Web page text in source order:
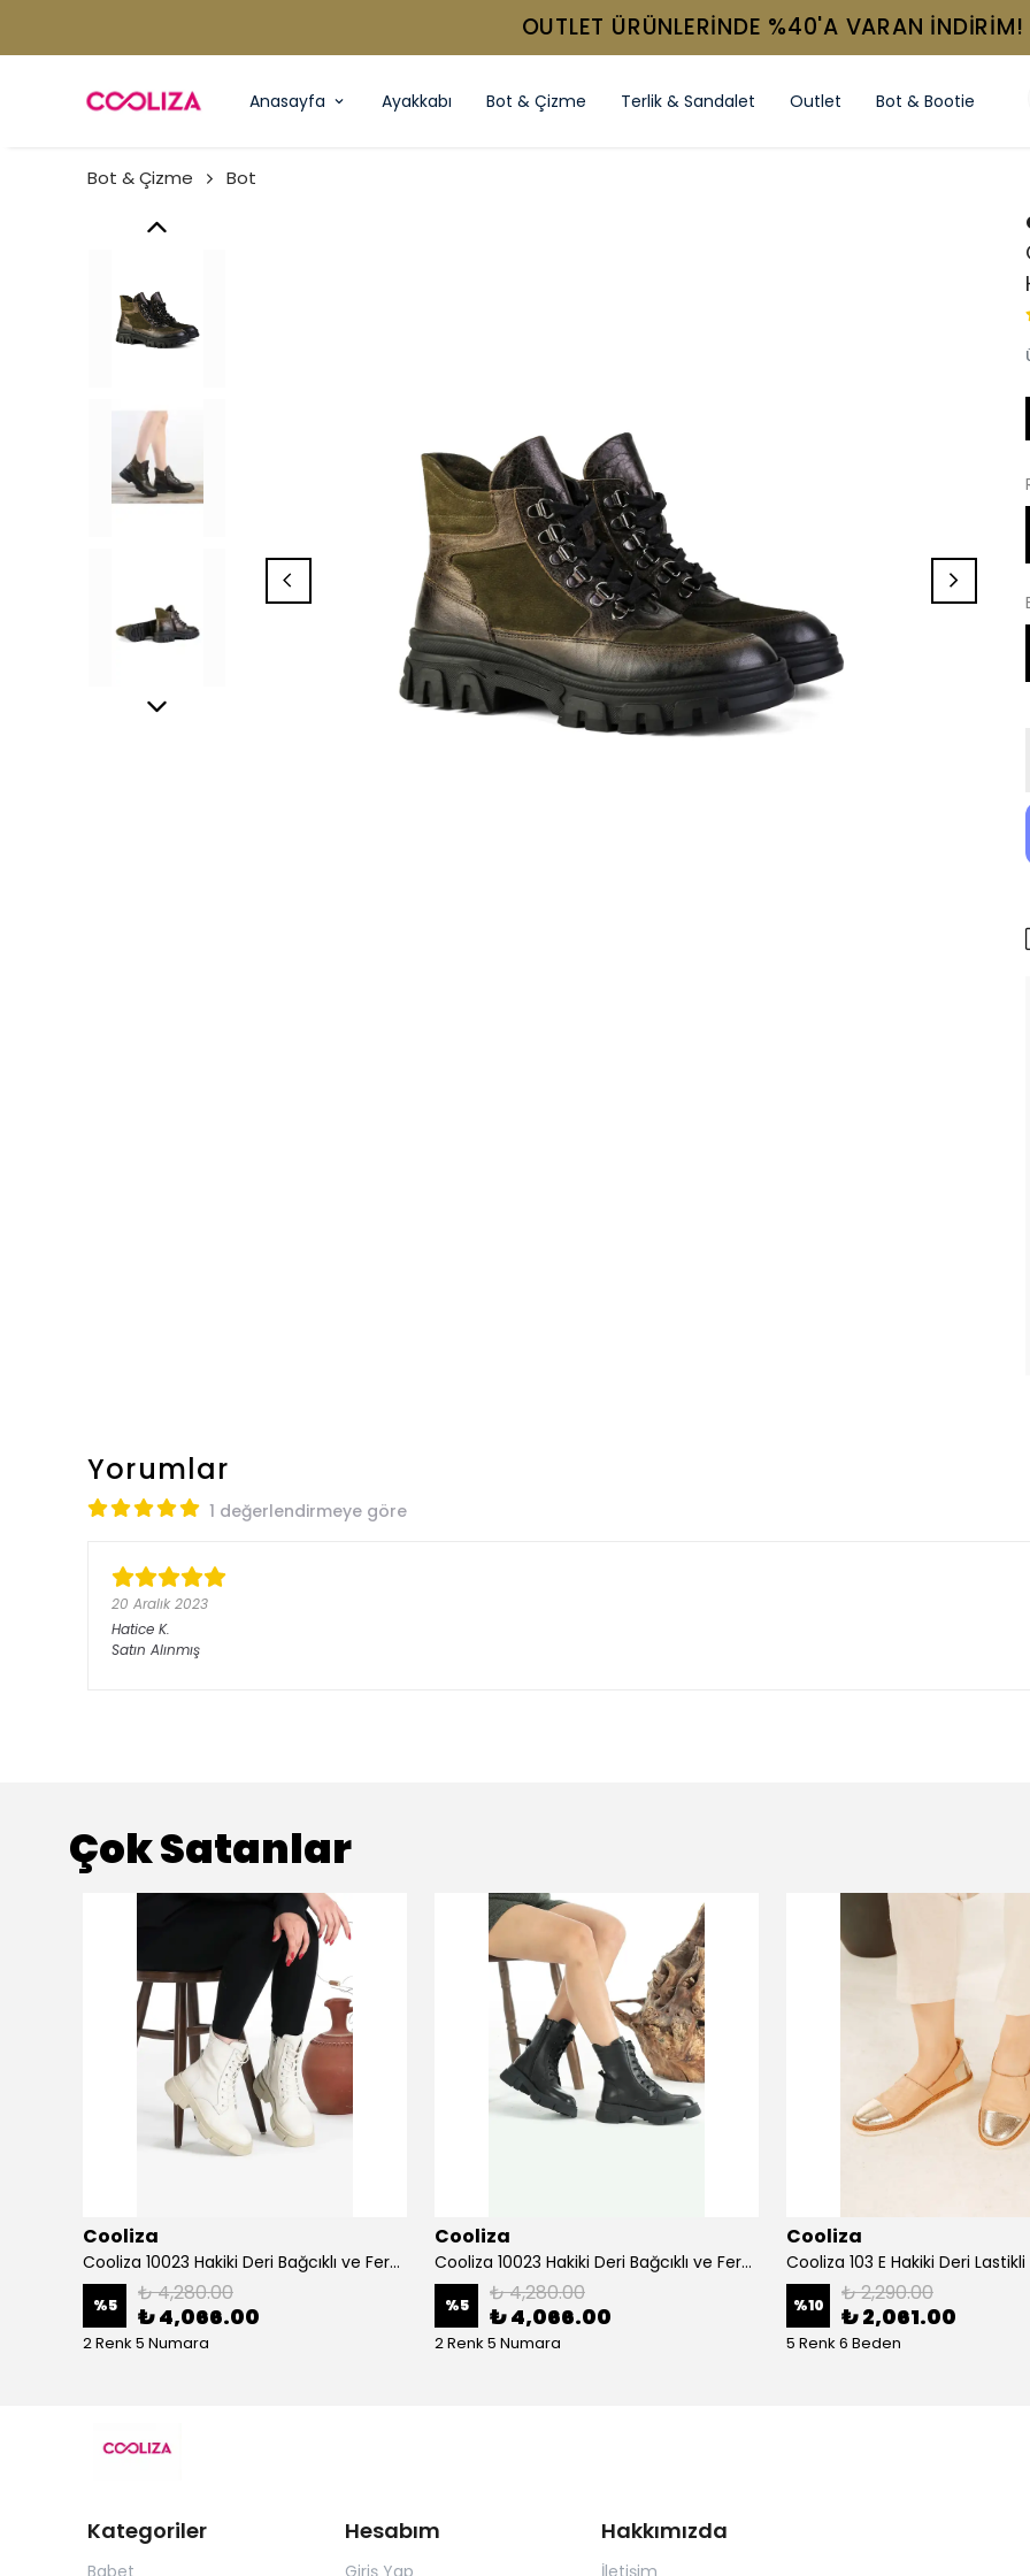
OUTLET ÜRÜNLERİNDE %40'A VARAN İNDİRİM!
Anasayfa Ayakkabı Bot & Çizme Terlik & Sandalet Outlet Bot & Bootie
Bot & Çizme Bot
Yorumlar
1 değerlendirmeye göre
20 Aralık 2023
Hatice K.
Satın Alınmış
Çok Satanlar
Cooliza
Cooliza 10023 Hakiki Deri Bağcıklı ve Fermuarlı Rahat Kadın Bot Ayakkabı - Ekru
%5 ₺ 4,280.00
₺ 4,066.00
2 Renk 5 Numara
Cooliza
Cooliza 10023 Hakiki Deri Bağcıklı ve Fermuarlı Rahat Kadın Bot Ayakkabı - Siyah
%5 ₺ 4,280.00
₺ 4,066.00
2 Renk 5 Numara
Cooliza
%10 ₺ 2,290.00
₺ 2,061.00
5 Renk 6 Beden
Kategoriler
Babet
Hesabım
Giriş Yap
Hakkımızda
İletişim